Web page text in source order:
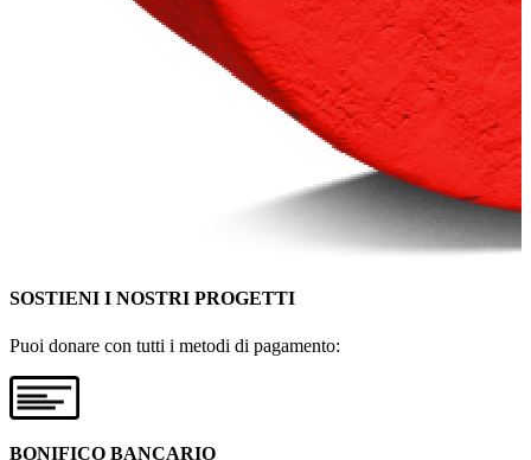
SOSTIENI I NOSTRI PROGETTI
Puoi donare con tutti i metodi di pagamento:
BONIFICO BANCARIO